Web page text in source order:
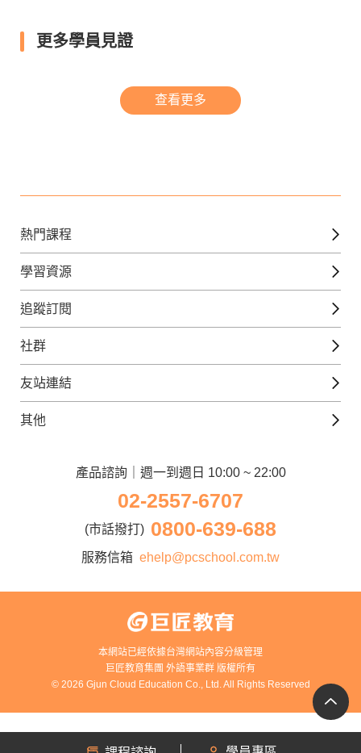
更多學員見證
查看更多
熱門課程
英文課程
日語課程
韓語課程
法文課程
兒童日語課程
學習資源
免費線上檢定
外語補給站
美日語數位學院
追蹤訂閱
Gjun-就醬學外語
官方Youtube
社群
英語觀光城
日語觀光城
友站連結
iWorld JR
電腦直播教學
巨匠東大日語
其他
Apply to Teach
講師登入
產品諮詢｜週一到週日 10:00 ~ 22:00
02-2557-6707
(市話撥打) 0800-639-688
服務信箱 ehelp@pcschool.com.tw
本網站已經依據台灣網站內容分級管理
巨匠教育集團 外語事業群 版權所有
© 2026 Gjun Cloud Education Co., Ltd. All Rights Reserved